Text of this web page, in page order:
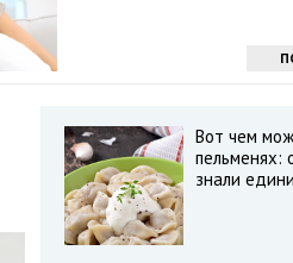
Вот чем
пельменях:
знали